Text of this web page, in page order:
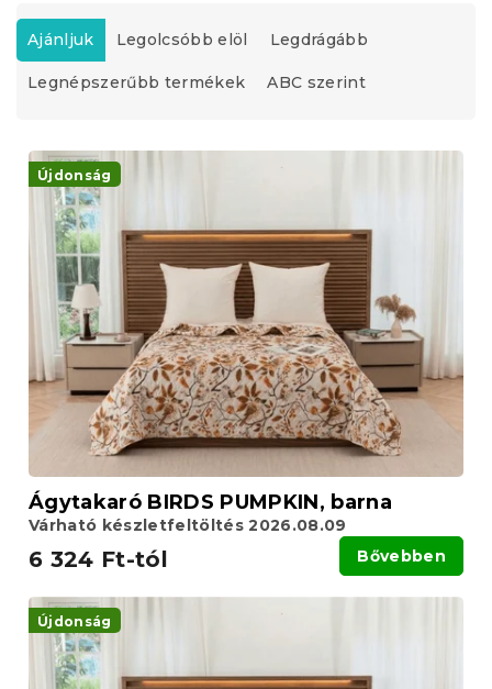
T
e
r
m
e
k
Ajánljuk Legolcsóbb elöl Legdrágább
Legnépszerűbb termékek ABC szerint
T
Újdonság
Ágytakaró BIRDS PUMPKIN, barna
Várható készletfeltöltés 2026.08.09
6 324 Ft-tól Bővebben
Újdonság